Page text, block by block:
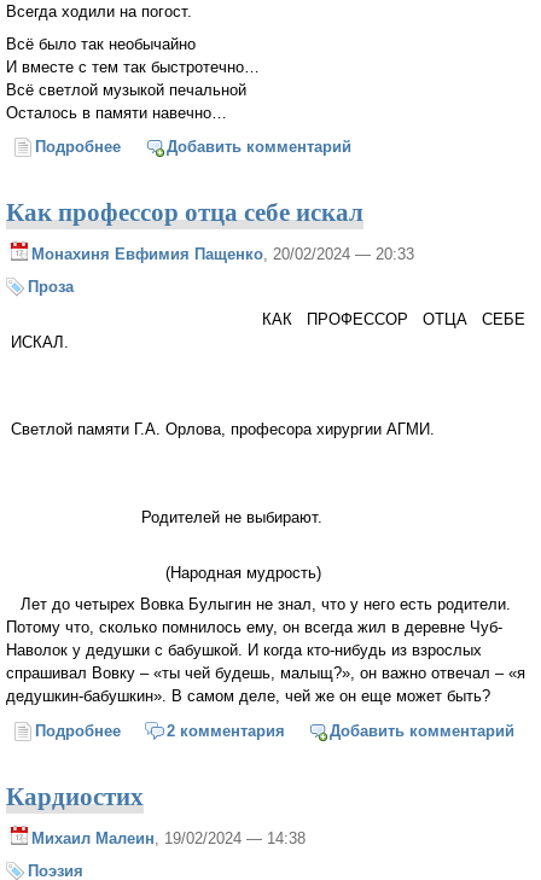
Всегда ходили на погост.
Всё было так необычайно
И вместе с тем так быстротечно…
Всё светлой музыкой печальной
Осталось в памяти навечно…
Подробнее о О, детство, — ты подарок Бога...
Добавить комментарий
Как профессор отца себе искал
Монахиня Евфимия Пащенко, 20/02/2024 — 20:33
Проза
КАК ПРОФЕССОР ОТЦА СЕБЕ
ИСКАЛ.
Светлой памяти Г.А. Орлова, професора хирургии АГМИ.
Родителей не выбирают.
(Народная мудрость)
Лет до четырех Вовка Булыгин не знал, что у него есть родители.
Потому что, сколько помнилось ему, он всегда жил в деревне Чуб-
Наволок у дедушки с бабушкой. И когда кто-нибудь из взрослых
спрашивал Вовку – «ты чей будешь, малыщ?», он важно отвечал – «я
дедушкин-бабушкин». В самом деле, чей же он еще может быть?
Подробнее о Как профессор отца себе искал
2 комментария Добавить комментарий
Кардиостих
Михаил Малеин , 19/02/2024 — 14:38
Поэзия